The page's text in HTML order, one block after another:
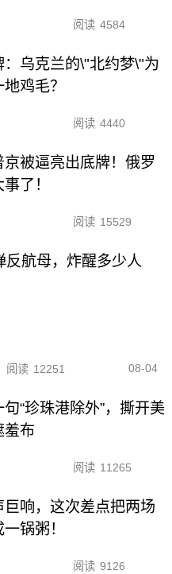
阅读 4584
：乌克兰的\"北约梦\"为
鸡毛？
阅读 4440
京被逼亮出底牌！俄罗
了！
阅读 15529
反航母，炸醒多少人
阅读 12251 08-04
“珍珠港除外”，撕开美
羞布
阅读 11265
巨响，这次差点把两场
锅粥！
阅读 9126